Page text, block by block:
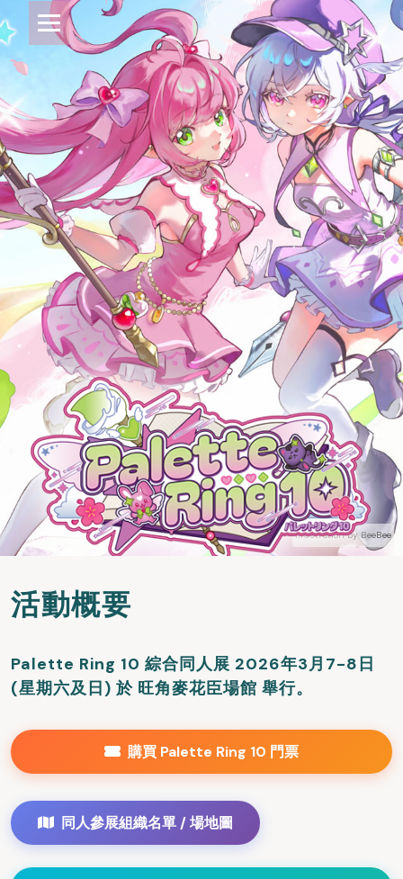
illustration by BeeBee
活動概要
Palette Ring 10 綜合同人展 2026年3月7-8日
(星期六及日) 於 旺角麥花臣場館 舉行。
購買 Palette Ring 10 門票
同人參展組織名單 / 場地圖